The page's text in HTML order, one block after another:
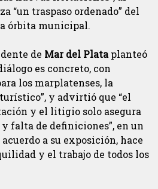
“un traspaso ordenado” del
órbita municipal.
de Mar del Plataplanteó
es concreto, con
los marplatenses, la
y advirtió que “el
y el litigio solo asegura
falta de definiciones”, en un
a su exposición, hace
y el trabajo de todos los